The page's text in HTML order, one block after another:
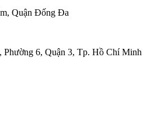
Quận Đống Đa
6, Quận 3, Tp. Hồ Chí Minh